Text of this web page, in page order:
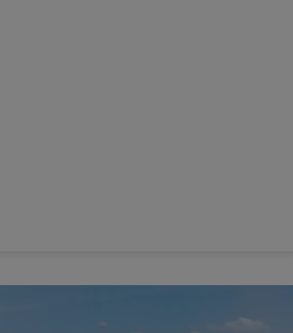
champs
est mise en place ?